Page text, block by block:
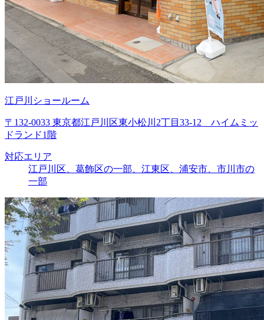
江戸川ショールーム
〒132-0033 東京都江戸川区東小松川2丁目33-12 ハイムミッ
ドランド1階
対応エリア
江戸川区、葛飾区の一部、江東区、浦安市、市川市の
一部